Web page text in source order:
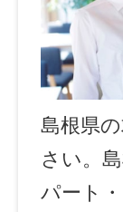
島根県
さい。
パート